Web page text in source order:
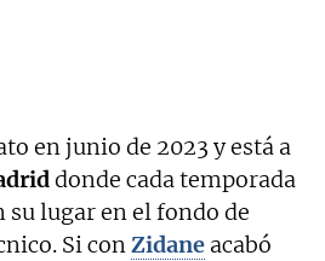
en junio de 2023 y está a
donde cada temporada
su lugar en el fondo de
Si conZidane acabó